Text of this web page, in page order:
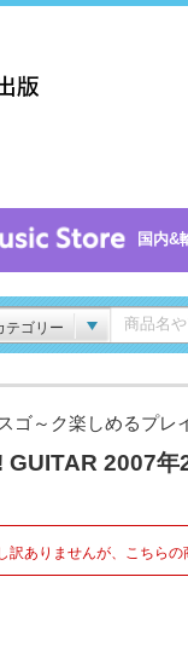
国内&
テゴリー
ゴ～ク楽しめるプレ
GUITAR 2007年
訳ありませんが、こちらの